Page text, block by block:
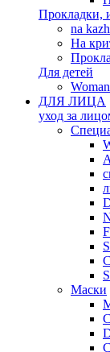
Прокладки,
na
На
Для детей
ДЛЯ ЛИЦА
уход за
Маски